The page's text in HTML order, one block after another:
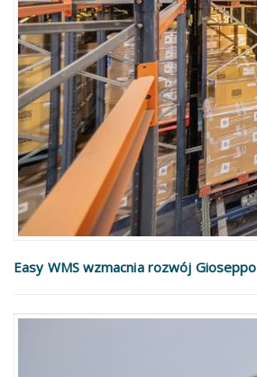
Easy WMS wzmacnia rozwój Gioseppo